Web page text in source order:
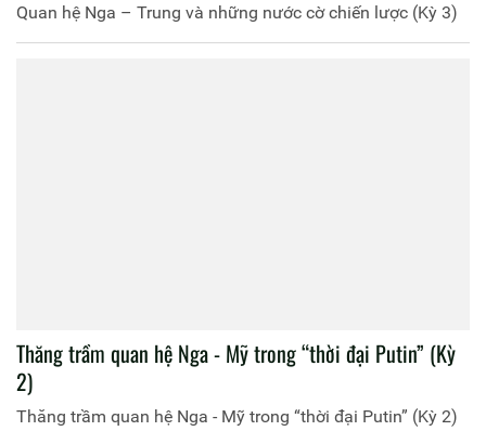
Quan hệ Nga – Trung và những nước cờ chiến lược (Kỳ 3)
Thăng trầm quan hệ Nga - Mỹ trong “thời đại Putin” (Kỳ
2)
Thăng trầm quan hệ Nga - Mỹ trong “thời đại Putin” (Kỳ 2)